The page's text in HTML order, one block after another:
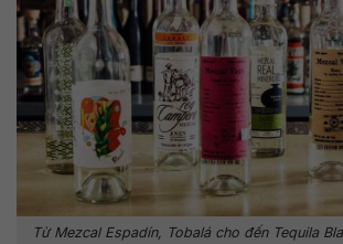
Từ Mezcal Espadín, Tobalá cho đến Tequila